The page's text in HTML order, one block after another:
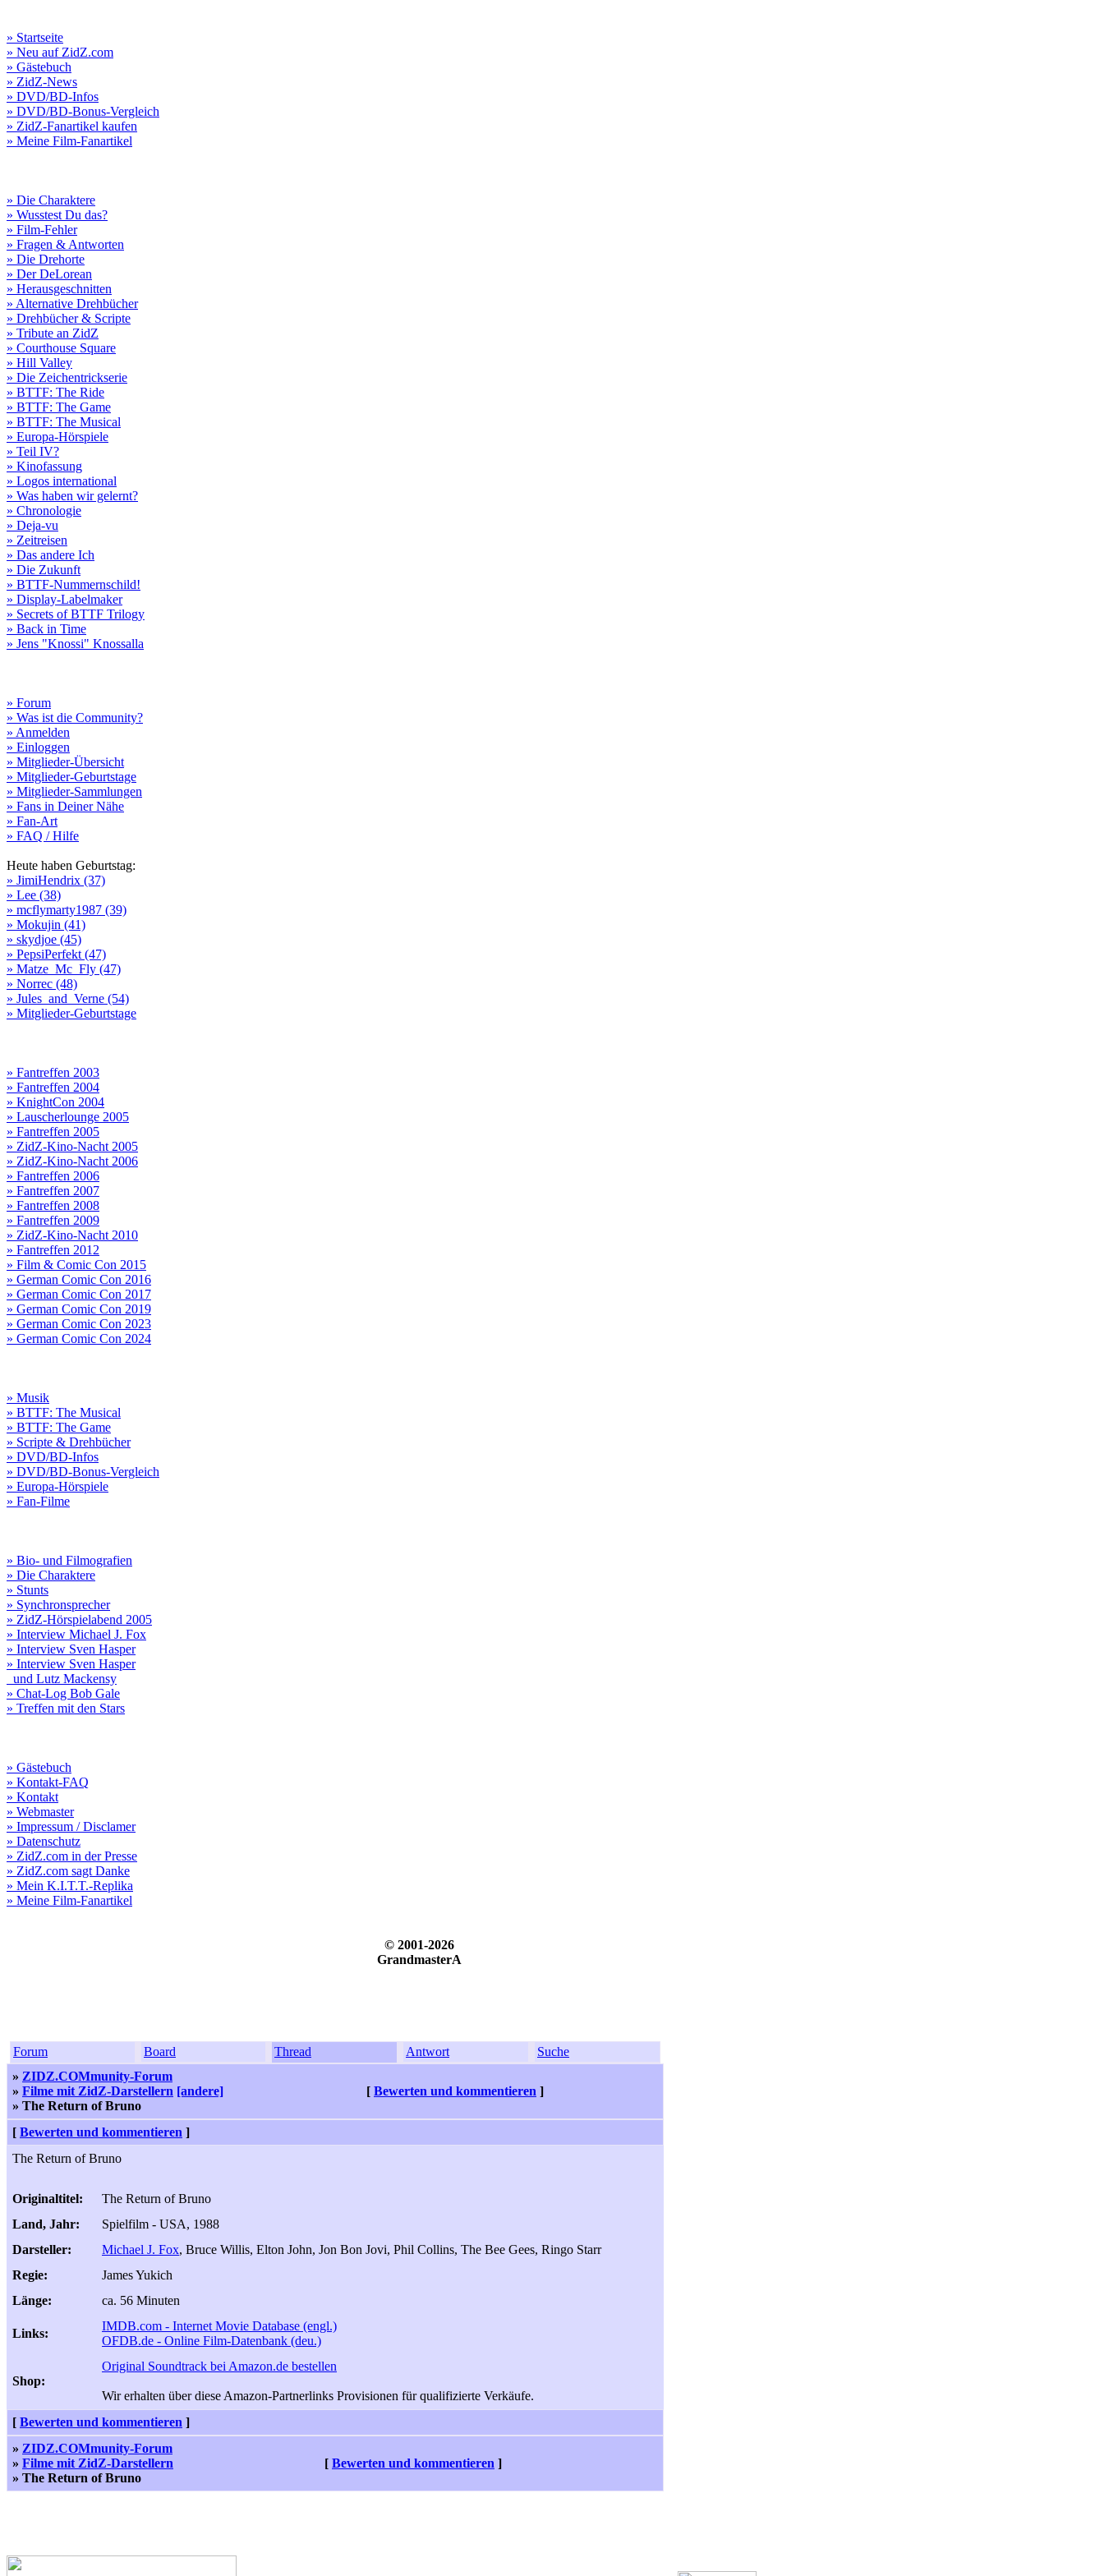
» Startseite
» Neu auf ZidZ.com
» Gästebuch
» ZidZ-News
» DVD/BD-Infos
» DVD/BD-Bonus-Vergleich
» ZidZ-Fanartikel kaufen
» Meine Film-Fanartikel
» Die Charaktere
» Wusstest Du das?
» Film-Fehler
» Fragen & Antworten
» Die Drehorte
» Der DeLorean
» Herausgeschnitten
» Alternative Drehbücher
» Drehbücher & Scripte
» Tribute an ZidZ
» Courthouse Square
» Hill Valley
» Die Zeichentrickserie
» BTTF: The Ride
» BTTF: The Game
» BTTF: The Musical
» Europa-Hörspiele
» Teil IV?
» Kinofassung
» Logos international
» Was haben wir gelernt?
» Chronologie
» Deja-vu
» Zeitreisen
» Das andere Ich
» Die Zukunft
» BTTF-Nummernschild!
» Display-Labelmaker
» Secrets of BTTF Trilogy
» Back in Time
» Jens "Knossi" Knossalla
» Forum
» Was ist die Community?
» Anmelden
» Einloggen
» Mitglieder-Übersicht
» Mitglieder-Geburtstage
» Mitglieder-Sammlungen
» Fans in Deiner Nähe
» Fan-Art
» FAQ / Hilfe
Heute haben Geburtstag:
» JimiHendrix (37)
» Lee (38)
» mcflymarty1987 (39)
» Mokujin (41)
» skydjoe (45)
» PepsiPerfekt (47)
» Matze_Mc_Fly (47)
» Norrec (48)
» Jules_and_Verne (54)
» Mitglieder-Geburtstage
» Fantreffen 2003
» Fantreffen 2004
» KnightCon 2004
» Lauscherlounge 2005
» Fantreffen 2005
» ZidZ-Kino-Nacht 2005
» ZidZ-Kino-Nacht 2006
» Fantreffen 2006
» Fantreffen 2007
» Fantreffen 2008
» Fantreffen 2009
» ZidZ-Kino-Nacht 2010
» Fantreffen 2012
» Film & Comic Con 2015
» German Comic Con 2016
» German Comic Con 2017
» German Comic Con 2019
» German Comic Con 2023
» German Comic Con 2024
» Musik
» BTTF: The Musical
» BTTF: The Game
» Scripte & Drehbücher
» DVD/BD-Infos
» DVD/BD-Bonus-Vergleich
» Europa-Hörspiele
» Fan-Filme
» Bio- und Filmografien
» Die Charaktere
» Stunts
» Synchronsprecher
» ZidZ-Hörspielabend 2005
» Interview Michael J. Fox
» Interview Sven Hasper
» Interview Sven Hasper
und Lutz Mackensy
» Chat-Log Bob Gale
» Treffen mit den Stars
» Gästebuch
» Kontakt-FAQ
» Kontakt
» Webmaster
» Impressum / Disclamer
» Datenschutz
» ZidZ.com in der Presse
» ZidZ.com sagt Danke
» Mein K.I.T.T.-Replika
» Meine Film-Fanartikel
© 2001-2026
GrandmasterA
Forum Board Thread Antwort
Suche
» ZIDZ.COMmunity-Forum
» Filme mit ZidZ-Darstellern [andere]
» The Return of Bruno
[ Bewerten und kommentieren ]
[ Bewerten und kommentieren ]
The Return of Bruno
Originaltitel:
The Return of Bruno
Land, Jahr:
Spielfilm - USA, 1988
Darsteller:
Michael J. Fox, Bruce Willis, Elton John, Jon Bon Jovi, Phil Collins, The Bee Gees, Ringo Starr
Regie:
James Yukich
Länge:
ca. 56 Minuten
Links:
IMDB.com - Internet Movie Database (engl.)
OFDB.de - Online Film-Datenbank (deu.)
Shop:
Original Soundtrack bei Amazon.de bestellen
Wir erhalten über diese Amazon-Partnerlinks Provisionen für qualifizierte Verkäufe.
[ Bewerten und kommentieren ]
» ZIDZ.COMmunity-Forum
» Filme mit ZidZ-Darstellern
» The Return of Bruno
[ Bewerten und kommentieren ]